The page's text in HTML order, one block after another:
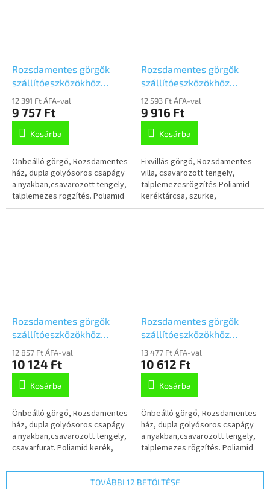
Rozsdamentes görgők
szállítóeszközökhöz
125mm,
önbeálló,Talplemezzel,
8470UOO125P62
12 391 Ft ÁFA-val
9 757 Ft
Kosárba
Önbeálló görgő, Rozsdamentes
ház, dupla golyósoros csapágy
a nyakban,csavarozott tengely,
talplemezes rögzítés. Poliamid
kerék, siklócsapágy
Rozsdamentes görgők
szállítóeszközökhöz
125mm, fix,Talplemezzel,
8478UFX125P62
12 593 Ft ÁFA-val
9 916 Ft
Kosárba
Fixvillás görgő, Rozsdamentes
villa, csavarozott tengely,
talplemezesrögzítés.Poliamid
keréktárcsa, szürke,
nyommentes elasztikus gumi
Rozsdamentes görgők
szállítóeszközökhöz
125mm, önbeálló,
csavarfurat,
8470UOO125P30-13
12 857 Ft ÁFA-val
10 124 Ft
Kosárba
Önbeálló görgő, Rozsdamentes
ház, dupla golyósoros csapágy
a nyakban,csavarozott tengely,
csavarfurat. Poliamid kerék,
Rozsdamentes görgők
szállítóeszközökhöz
100mm,
önbeálló,Talplemezzel,
8470UFX100P62 LW46
szürke
13 477 Ft ÁFA-val
10 612 Ft
Kosárba
Önbeálló görgő, Rozsdamentes
ház, dupla golyósoros csapágy
a nyakban,csavarozott tengely,
talplemezes rögzítés. Poliamid
szürke,nyommentes elasztikus
gumi...
TOVÁBBI 12 BETÖLTÉSE